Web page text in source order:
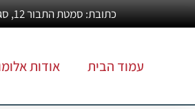
כתובת: סמטת התבור 12, סגולה, פתח תקווה
עמוד הבית אודות